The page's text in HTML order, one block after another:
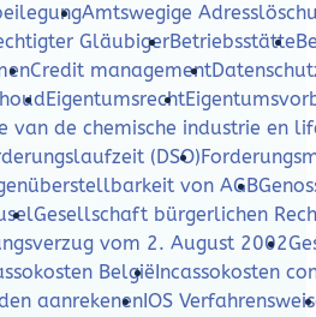
Amtswegige
GläubigerBetriebsstätte
Credit management
Eigentumsrecht
van de chemische industrie en
(DSO)
von AGB
Gesellschaft bürgerlichen
vom 2. August 2002
BelgiëIncassokosten
aanrekenenIOS